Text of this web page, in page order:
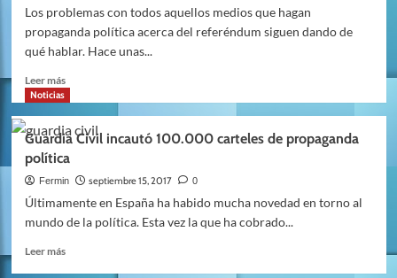
a
participar
en
referéndum
Los problemas con todos aquellos medios que hagan
propaganda política acerca del referéndum siguen dando de
qué hablar. Hace unas...
Leer másLeer
más
Cerradas
las
webs
que
hablan
del
Noticias
Guardia Civil incautó 100.000 carteles de propaganda
política
Fermin septiembre 15, 2017 0
Últimamente en España ha habido mucha novedad en torno al
mundo de la política. Esta vez la que ha cobrado...
Leer másLeer